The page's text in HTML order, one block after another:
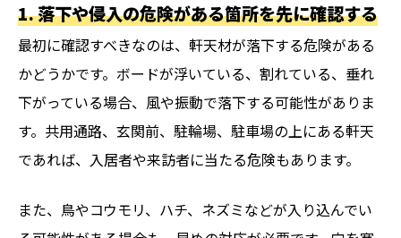
1. 落下や侵入の危険がある箇所を先に確認する
最初に確認すべきなのは、軒天材が落下する危険がある
かどうかです。ボードが浮いている、割れている、垂れ
下がっている場合、風や振動で落下する可能性がありま
す。共用通路、玄関前、駐輪場、駐車場の上にある軒天
であれば、入居者や来訪者に当たる危険もあります。
また、鳥やコウモリ、ハチ、ネズミなどが入り込んでい